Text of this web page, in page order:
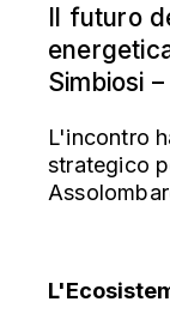
Il futuro
Simbiosi
L'incontro
strategico